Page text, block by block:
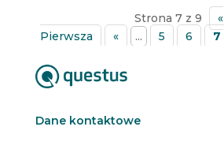
Strona 7 z 9
«
Pierwsza
« ... 5 6 7
Dane kontaktowe